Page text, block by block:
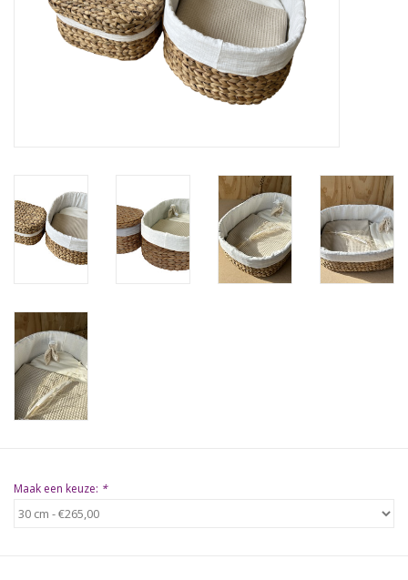
Natuurbegraven
Vanaf 1 jaar
Over ons
Deutsch
Scandinavië
Maak een keuze: *